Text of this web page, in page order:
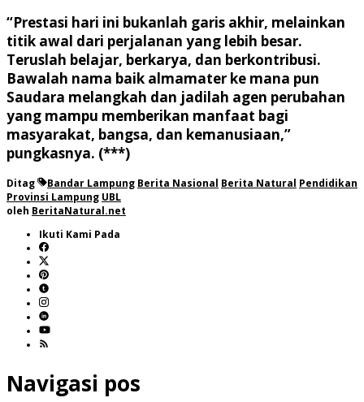
“Prestasi hari ini bukanlah garis akhir, melainkan
titik awal dari perjalanan yang lebih besar.
Teruslah belajar, berkarya, dan berkontribusi.
Bawalah nama baik almamater ke mana pun
Saudara melangkah dan jadilah agen perubahan
yang mampu memberikan manfaat bagi
masyarakat, bangsa, dan kemanusiaan,”
pungkasnya. (***)
Ditag Bandar Lampung Berita Nasional Berita Natural Pendidikan
Provinsi Lampung UBL
oleh BeritaNatural.net
Ikuti Kami Pada
Navigasi pos